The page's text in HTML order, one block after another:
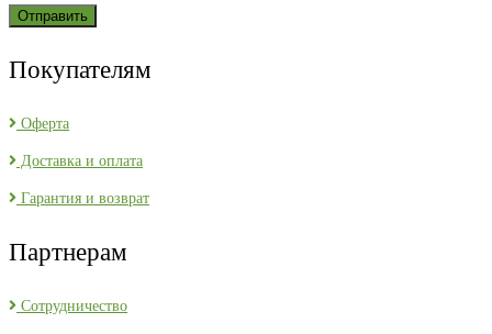
Покупателям
Оферта
Доставка и оплата
Гарантия и возврат
Партнерам
Сотрудничество